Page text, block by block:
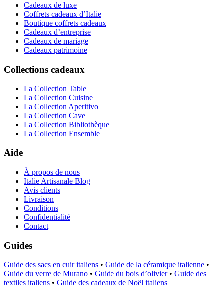
Cadeaux de luxe
Coffrets cadeaux d’Italie
Boutique coffrets cadeaux
Cadeaux d’entreprise
Cadeaux de mariage
Cadeaux patrimoine
Collections cadeaux
La Collection Table
La Collection Cuisine
La Collection Aperitivo
La Collection Cave
La Collection Bibliothèque
La Collection Ensemble
Aide
À propos de nous
Italie Artisanale Blog
Avis clients
Livraison
Conditions
Confidentialité
Contact
Guides
Guide des sacs en cuir italiens • Guide de la céramique italienne •
Guide du verre de Murano • Guide du bois d’olivier • Guide des
textiles italiens • Guide des cadeaux de Noël italiens